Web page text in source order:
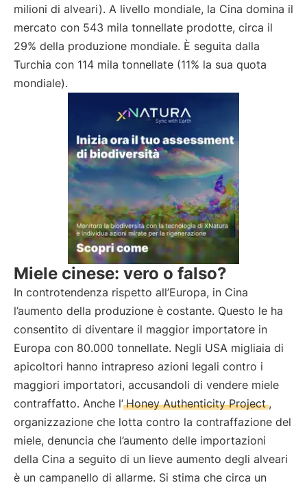
milioni di alveari). A livello mondiale, la Cina domina il
mercato con 543 mila tonnellate prodotte, circa il
29% della produzione mondiale. È seguita dalla
Turchia con 114 mila tonnellate (11% la sua quota
mondiale).
Miele cinese: vero o falso?
In controtendenza rispetto all’Europa, in Cina
l’aumento della produzione è costante. Questo le ha
consentito di diventare il maggior importatore in
Europa con 80.000 tonnellate. Negli USA migliaia di
apicoltori hanno intrapreso azioni legali contro i
maggiori importatori, accusandoli di vendere miele
contraffatto. Anche l’ Honey Authenticity Project ,
organizzazione che lotta contro la contraffazione del
miele, denuncia che l’aumento delle importazioni
della Cina a seguito di un lieve aumento degli alveari
è un campanello di allarme. Si stima che circa un